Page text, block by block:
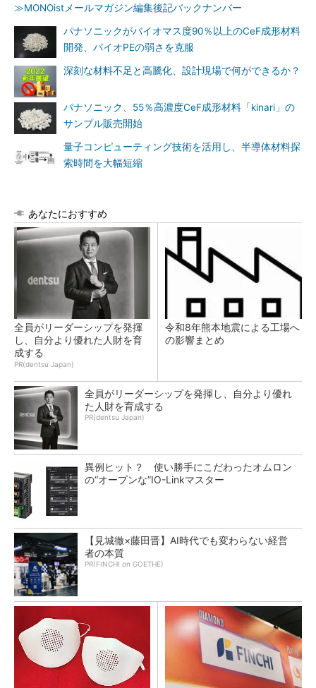
≫MONOistメールマガジン編集後記バックナンバー
パナソニックがバイオマス度90％以上のCeF成形材料
開発、バイオPEの弱さを克服
深刻な材料不足と高騰化、設計現場で何ができるか？
パナソニック、55％高濃度CeF成形材料「kinari」の
サンプル販売開始
量子コンピューティング技術を活用し、半導体材料探
索時間を大幅短縮
あなたにおすすめ
全員がリーダーシップを発揮
し、自分より優れた人財を育
成する
PR(dentsu Japan)
令和8年熊本地震による工場へ
の影響まとめ
全員がリーダーシップを発揮し、自分より優れ
た人財を育成する
PR(dentsu Japan)
異例ヒット？ 使い勝手にこだわったオムロン
の“オープンな”IO-Linkマスター
【見城徹×藤田晋】AI時代でも変わらない経営
者の本質
PR(FINCHI on GOETHE)